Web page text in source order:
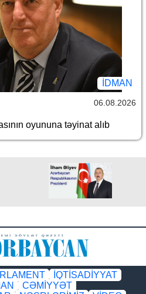
İDMAN
06.08.2026
oyununa təyinat alıb
İQTİSADİYYAT
CƏMİYYƏT